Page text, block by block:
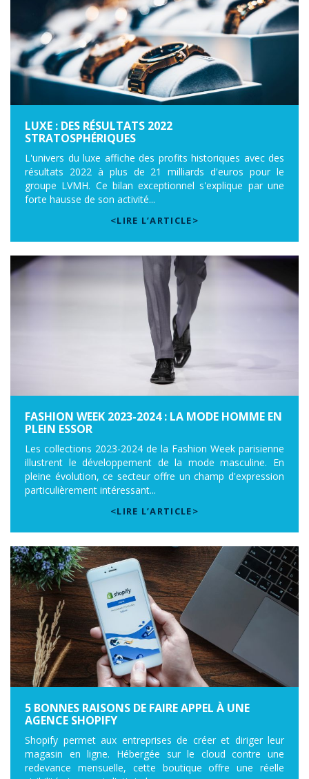
LUXE : DES RÉSULTATS 2022
STRATOSPHÉRIQUES
L'univers du luxe affiche des profits historiques avec des
résultats 2022 à plus de 21 milliards d'euros pour le
groupe LVMH. Ce bilan exceptionnel s'explique par une
forte hausse de son activité...
<LIRE L’ARTICLE>
FASHION WEEK 2023-2024 : LA MODE HOMME EN
PLEIN ESSOR
Les collections 2023-2024 de la Fashion Week parisienne
illustrent le développement de la mode masculine. En
pleine évolution, ce secteur offre un champ d'expression
particulièrement intéressant...
<LIRE L’ARTICLE>
5 BONNES RAISONS DE FAIRE APPEL À UNE
AGENCE SHOPIFY
Shopify permet aux entreprises de créer et diriger leur
magasin en ligne. Hébergée sur le cloud contre une
redevance mensuelle, cette boutique offre une réelle